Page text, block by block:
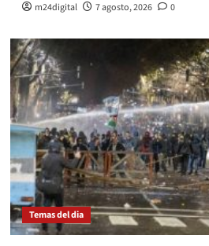
m24digital 7 agosto, 2026 0
Temas del dia